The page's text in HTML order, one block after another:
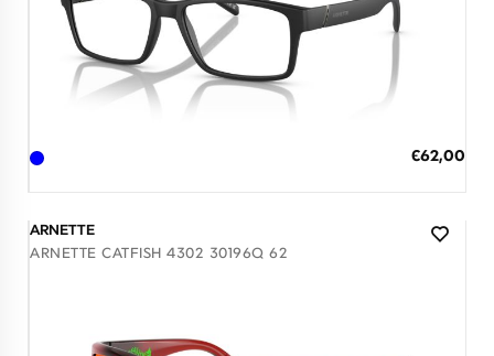
Ειδική
€62,00
ARNETTE
ARNETTE CATFISH 4302 30196Q 62